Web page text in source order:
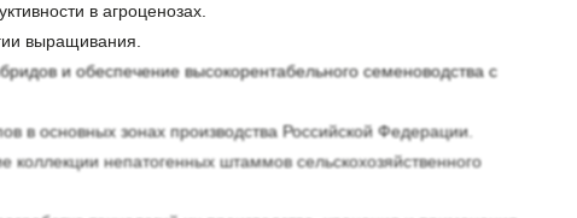
в агроценозах.
выращивания.
и обеспечение высокорентабельного семеноводства с
в основных зонах производства Российской Федерации.
коллекции непатогенных штаммов сельскохозяйственного